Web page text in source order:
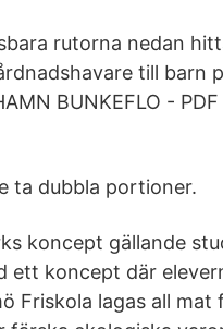
rutorna nedan
till barn
BUNKEFLO -
ta dubbla portioner.
koncept gällande
ett koncept där
Friskola lagas all